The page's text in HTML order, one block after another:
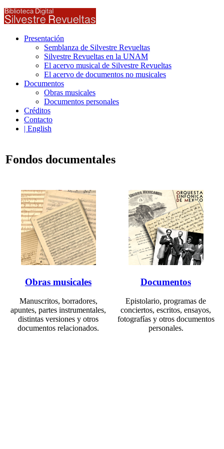
Presentación
Semblanza de Silvestre Revueltas
Silvestre Revueltas en la UNAM
El acervo musical de Silvestre Revueltas
El acervo de documentos no musicales
Documentos
Obras musicales
Documentos personales
Créditos
Contacto
| English
Fondos documentales
Obras musicales
Manuscritos, borradores,
apuntes, partes instrumentales,
distintas versiones y otros
documentos relacionados.
Documentos
Epistolario, programas de
conciertos, escritos, ensayos,
fotografías y otros documentos
personales.